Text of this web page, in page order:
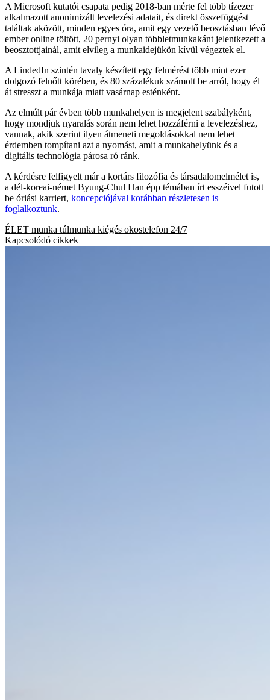
A Microsoft kutatói csapata pedig 2018-ban mérte fel több tízezer
alkalmazott anonimizált levelezési adatait, és direkt összefüggést
találtak aközött, minden egyes óra, amit egy vezető beosztásban lévő
ember online töltött, 20 pernyi olyan többletmunkakánt jelentkezett a
beosztottjainál, amit elvileg a munkaidejükön kívül végeztek el.
A LindedIn szintén tavaly készített egy felmérést több mint ezer
dolgozó felnőtt körében, és 80 százalékuk számolt be arról, hogy él
át stresszt a munkája miatt vasárnap esténként.
Az elmúlt pár évben több munkahelyen is megjelent szabályként,
hogy mondjuk nyaralás során nem lehet hozzáférni a levelezéshez,
vannak, akik szerint ilyen átmeneti megoldásokkal nem lehet
érdemben tompítani azt a nyomást, amit a munkahelyünk és a
digitális technológia párosa ró ránk.
A kérdésre felfigyelt már a kortárs filozófia és társadalomelmélet is,
a dél-koreai-német Byung-Chul Han épp témában írt esszéivel futott
be óriási karriert, koncepciójával korábban részletesen is
foglalkoztunk.
ÉLET munka túlmunka kiégés okostelefon 24/7
Kapcsolódó cikkek